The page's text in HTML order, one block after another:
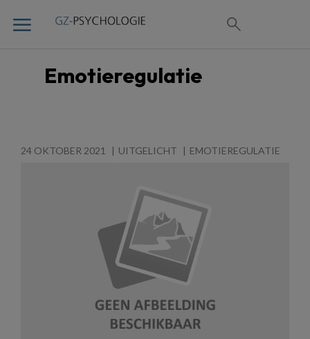
Emotieregulatie
24 OKTOBER 2021 UITGELICHT EMOTIEREGULATIE